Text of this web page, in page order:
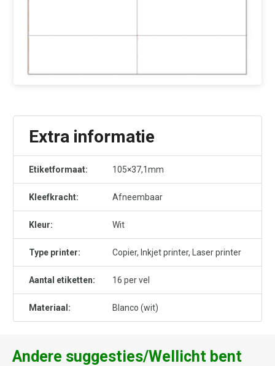
Extra informatie
Etiketformaat: 105×37,1mm
Kleefkracht: Afneembaar
Kleur: Wit
Type printer: Copier, Inkjet printer, Laser printer
Aantal etiketten: 16 per vel
Materiaal: Blanco (wit)
Andere suggesties/Wellicht bent